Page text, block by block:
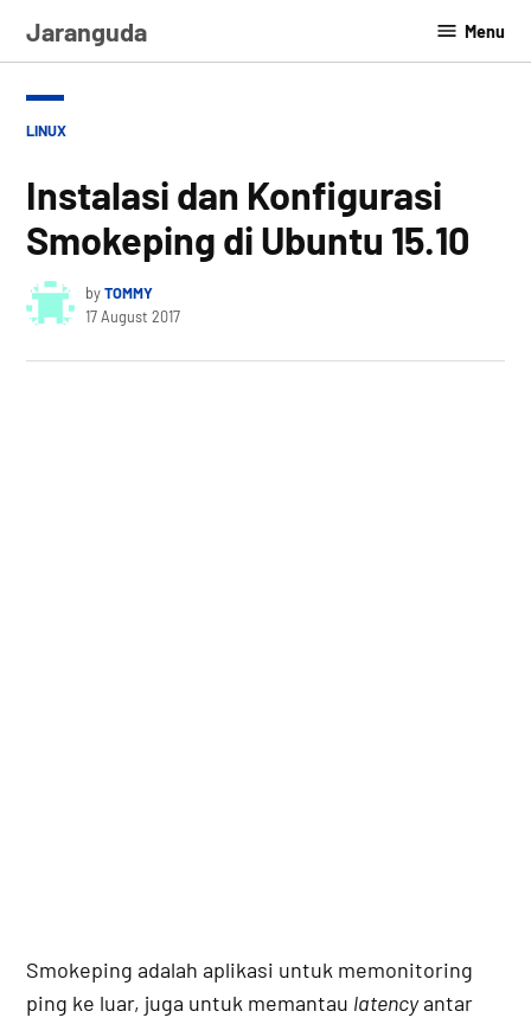
Jaranguda Menu
POSTED
LINUX
Instalasi dan Konfigurasi
Smokeping di Ubuntu 15.10
byTOMMY
17 August 2017
Smokeping adalah aplikasi untuk memonitoring
ping ke luar, juga untuk memantau latencyantar